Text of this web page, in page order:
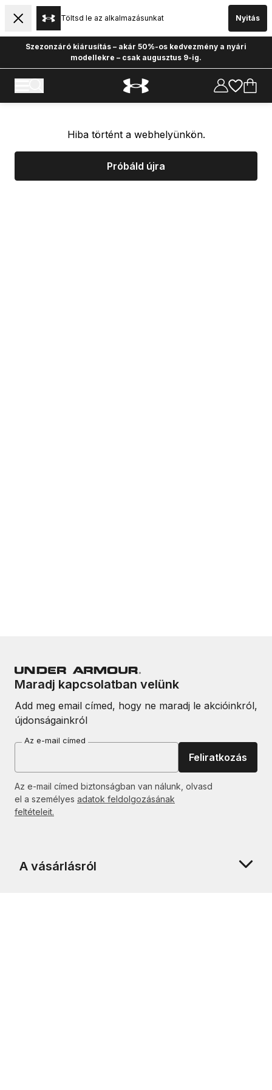
Töltsd le az alkalmazásunkat Nyitás
Szezonzáró kiárusítás – akár 50%-os kedvezmény a nyári
modellekre – csak augusztus 9-ig.
Hiba történt a webhelyünkön.
Próbáld újra
Maradj kapcsolatban velünk
Add meg email címed, hogy ne maradj le akcióinkról,
újdonságainkról
Az e-mail címed
Feliratkozás
Az e-mail címed biztonságban van nálunk, olvasd
el a személyes adatok feldolgozásának
feltételeit.
A vásárlásról